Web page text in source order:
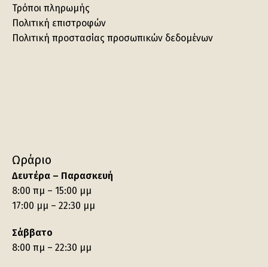
Τρόποι πληρωμής
Πολιτική επιστροφών
Πολιτική προστασίας προσωπικών δεδομένων
Ωράριο
Δευτέρα – Παρασκευή
8:00 πμ – 15:00 μμ
17:00 μμ – 22:30 μμ
Σάββατο
8:00 πμ – 22:30 μμ